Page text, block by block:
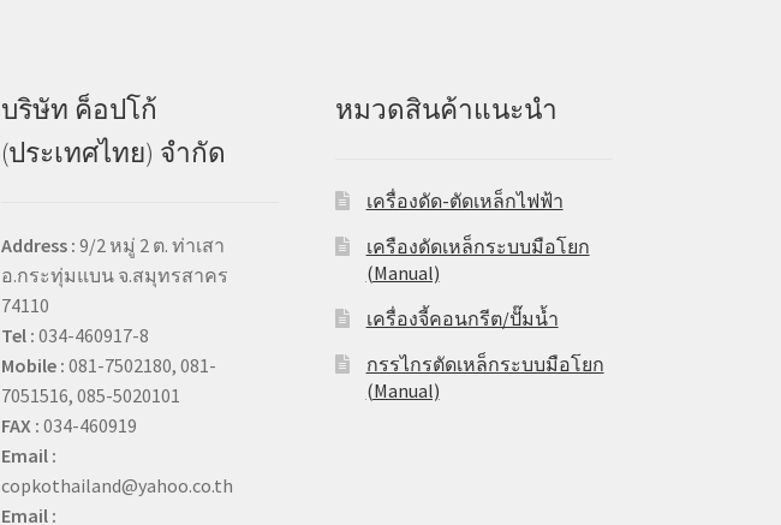
บริษัท ค็อปโก้
(ประเทศไทย) จำกัด
Address : 9/2 หมู่ 2 ต. ท่าเสา
อ.กระทุ่มแบน จ.สมุทรสาคร
74110
Tel : 034-460917-8
Mobile : 081-7502180, 081-
7051516, 085-5020101
FAX : 034-460919
Email :
copkothailand@yahoo.co.th
Email :
หมวดสินค้าแนะนำ
เครื่องดัด-ตัดเหล็กไฟฟ้า
เครืองดัดเหล็กระบบมือโยก
(Manual)
เครื่องจี้คอนกรีต/ปั๊มน้ำ
กรรไกรตัดเหล็กระบบมือโยก
(Manual)